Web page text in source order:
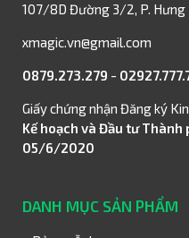
107/8D Đường 3/2, P. Hưng
xmagic.vn@gmail.com
0879.273.279 -
Giấy chứng nhận Đăng ký
Kế hoạch và Đầu tư Thành
05/6/2020
DANH MỤC SẢN PHẨM